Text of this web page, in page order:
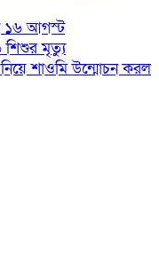
১৬ আগস্ট
শিশুর মৃত্যু
নিয়ে শাওমি উন্মোচন করল